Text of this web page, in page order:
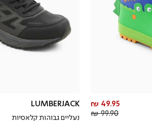
מחיר
מוצר
49.95 ₪
מחיר
99.90 ₪
LUMBERJACK
נעליים גבוהות קלאסיות